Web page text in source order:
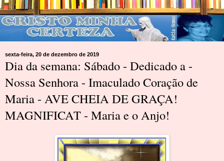
sexta-feira, 20 de dezembro de 2019
Dia da semana: Sábado - Dedicado a -
Nossa Senhora - Imaculado Coração de
Maria - AVE CHEIA DE GRAÇA!
MAGNIFICAT - Maria e o Anjo!